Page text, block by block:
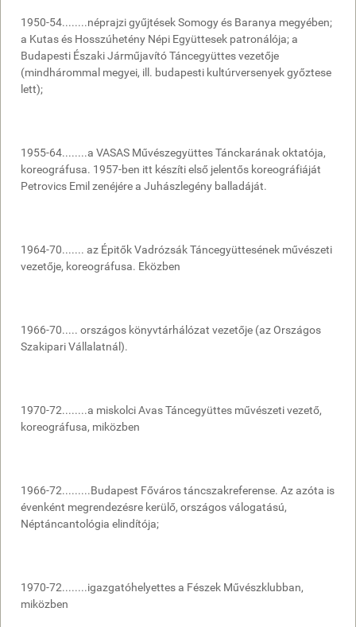
1950-54........néprajzi gyűjtések Somogy és Baranya megyében;
a Kutas és Hosszúhetény Népi Együttesek patronálója; a
Budapesti Északi Járműjavító Táncegyüttes vezetője
(mindhárommal megyei, ill. budapesti kultúrversenyek győztese
lett);
1955-64........a VASAS Művészegyüttes Tánckarának oktatója,
koreográfusa. 1957-ben itt készíti első jelentős koreográfiáját
Petrovics Emil zenéjére a Juhászlegény balladáját.
1964-70....... az Épitők Vadrózsák Táncegyüttesének művészeti
vezetője, koreográfusa. Eközben
1966-70..... országos könyvtárhálózat vezetője (az Országos
Szakipari Vállalatnál).
1970-72........a miskolci Avas Táncegyüttes művészeti vezető,
koreográfusa, miközben
1966-72.........Budapest Főváros táncszakreferense. Az azóta is
évenként megrendezésre kerülő, országos válogatású,
Néptáncantológia elindítója;
1970-72........igazgatóhelyettes a Fészek Művészklubban,
miközben